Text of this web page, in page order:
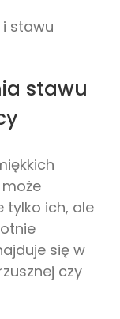
stawu
tylko ich, ale
się w
czy